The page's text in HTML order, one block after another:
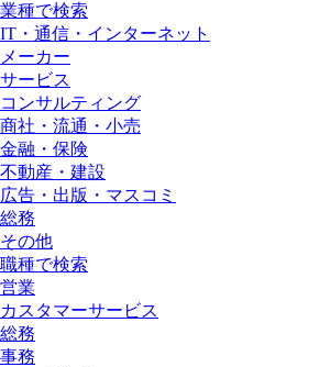
業種で検索
IT・通信・インターネット
メーカー
サービス
コンサルティング
商社・流通・小売
金融・保険
不動産・建設
広告・出版・マスコミ
総務
その他
職種で検索
営業
カスタマーサービス
総務
事務